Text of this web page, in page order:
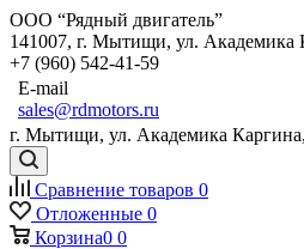
ООО “Рядный двигатель”
141007, г. Мытищи, ул. Академика
+7 (960) 542-41-59
E-mail
sales@rdmotors.ru
г. Мытищи, ул. Академика
Сравнение товаров 0
Отложенные 0
Корзина0 0